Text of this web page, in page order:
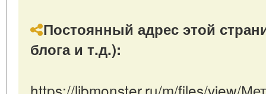
Постоянный адрес этой
блога и т.д.):